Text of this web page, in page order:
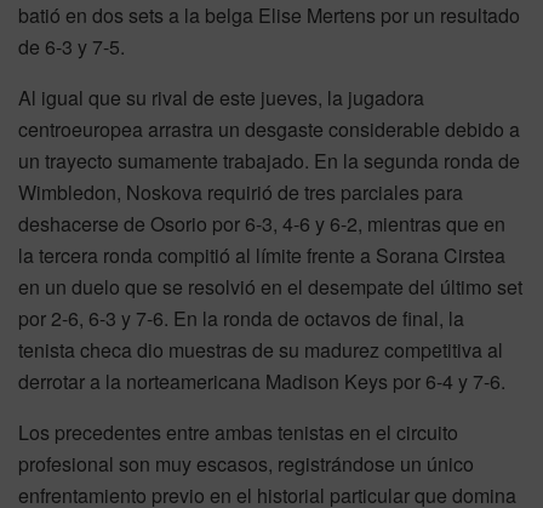
batió en dos sets a la belga Elise Mertens por un resultado
de 6-3 y 7-5.
Al igual que su rival de este jueves, la jugadora
centroeuropea arrastra un desgaste considerable debido a
un trayecto sumamente trabajado. En la segunda ronda de
Wimbledon, Noskova requirió de tres parciales para
deshacerse de Osorio por 6-3, 4-6 y 6-2, mientras que en
la tercera ronda compitió al límite frente a Sorana Cirstea
en un duelo que se resolvió en el desempate del último set
por 2-6, 6-3 y 7-6. En la ronda de octavos de final, la
tenista checa dio muestras de su madurez competitiva al
derrotar a la norteamericana Madison Keys por 6-4 y 7-6.
Los precedentes entre ambas tenistas en el circuito
profesional son muy escasos, registrándose un único
enfrentamiento previo en el historial particular que domina